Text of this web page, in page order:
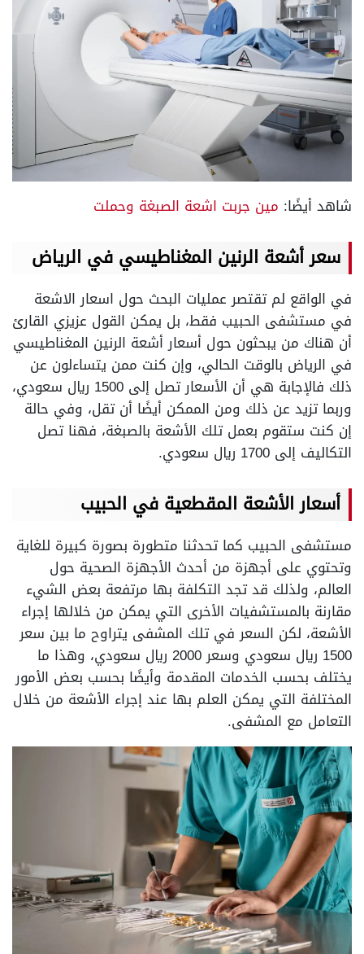
شاهد أيضًا: مين جربت اشعة الصبغة وحملت
سعر أشعة الرنين المغناطيسي في الرياض
في الواقع لم تقتصر عمليات البحث حول اسعار الاشعة
في مستشفى الحبيب فقط، بل يمكن القول عزيزي القارئ
أن هناك من يبحثون حول أسعار أشعة الرنين المغناطيسي
في الرياض بالوقت الحالي، وإن كنت ممن يتساءلون عن
ذلك فالإجابة هي أن الأسعار تصل إلى 1500 ريال سعودي،
وربما تزيد عن ذلك ومن الممكن أيضًا أن تقل، وفي حالة
إن كنت ستقوم بعمل تلك الأشعة بالصبغة، فهنا تصل
التكاليف إلى 1700 ريال سعودي.
أسعار الأشعة المقطعية في الحبيب
مستشفى الحبيب كما تحدثنا متطورة بصورة كبيرة للغاية
وتحتوي على أجهزة من أحدث الأجهزة الصحية حول
العالم، ولذلك قد تجد التكلفة بها مرتفعة بعض الشيء
مقارنة بالمستشفيات الأخرى التي يمكن من خلالها إجراء
الأشعة، لكن السعر في تلك المشفى يتراوح ما بين سعر
1500 ريال سعودي وسعر 2000 ريال سعودي، وهذا ما
يختلف بحسب الخدمات المقدمة وأيضًا بحسب بعض الأمور
المختلفة التي يمكن العلم بها عند إجراء الأشعة من خلال
التعامل مع المشفى.